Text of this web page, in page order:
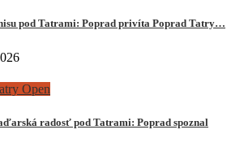
pod Tatrami: Poprad privíta Poprad Tatry…
Open
radosť pod Tatrami: Poprad spoznal